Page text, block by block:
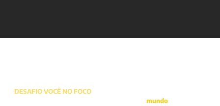
DESAFIO VOCÊ NO FOCOé um grupo de treinamento em casa que
mundo